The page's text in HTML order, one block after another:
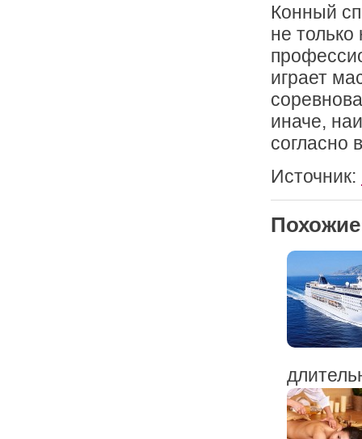
Конный
не
играет
иначе,
согласно
Источник: